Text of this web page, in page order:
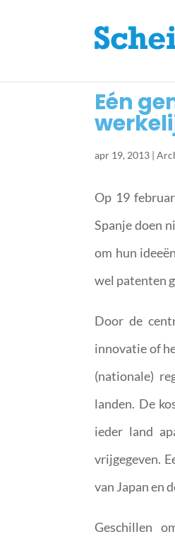
Eén
apr 19, 2013 |
Op 19
Spanje doen
om hun
wel patenten
Door de
innovatie of
(nationale)
landen. De
ieder land
vrijgegeven.
van Japan en
Geschillen